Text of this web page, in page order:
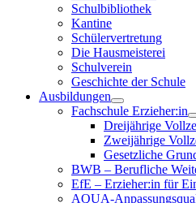
Schulbibliothek
Kantine
Schülervertretung
Die Hausmeisterei
Schulverein
Geschichte der Schule
Ausbildungen
Fachschule Erzieher:in
Dreijährige
Zweijährige
Gesetzliche
BWB – Berufliche
EfE – Erzieher:in für
AQUA-